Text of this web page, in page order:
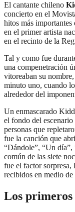
El cantante chileno
concierto en el
hitos más
en el primer artista
en el recinto de la
Tal y como fue
una compenetración
vitoreaban su
minuto uno, cuando
alrededor del
Un enmascarado
el fondo del
personas que
fue la canción que
“Dándole”, “Un
común de las siete
fue el factor sorpresa,
recibidos en medio
Los